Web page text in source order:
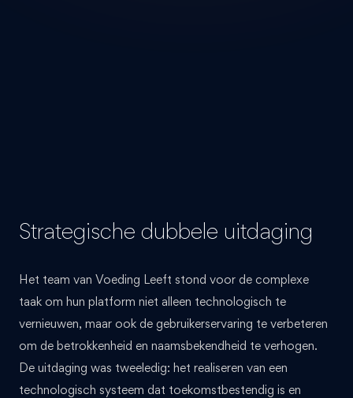
Strategische dubbele uitdaging
Het team van Voeding Leeft stond voor de complexe
taak om hun platform niet alleen technologisch te
vernieuwen, maar ook de gebruikerservaring te verbeteren
om de betrokkenheid en naamsbekendheid te verhogen.
De uitdaging was tweeledig: het realiseren van een
technologisch systeem dat toekomstbestendig is en